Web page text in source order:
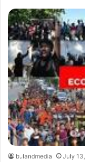
bulandmedia July